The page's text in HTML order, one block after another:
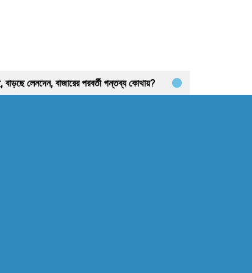
বাড়ছে লেনদেন, বাজারের পরবর্তী গন্তব্য কোথায়?